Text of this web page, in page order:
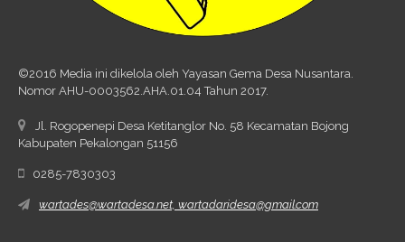
©2016 Media ini dikelola oleh Yayasan Gema Desa Nusantara.
Nomor AHU-0003562.AHA.01.04 Tahun 2017.
Jl. Rogopenepi Desa Ketitanglor No. 58 Kecamatan Bojong
Kabupaten Pekalongan 51156
0285-7830303
wartades@wartadesa.net, wartadaridesa@gmail.com